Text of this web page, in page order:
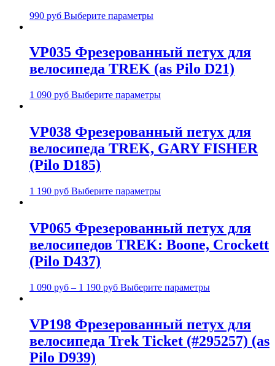
990 руб Выберите параметры
VP035 Фрезерованный петух для
велосипеда TREK (as Pilo D21)
1 090 руб Выберите параметры
VP038 Фрезерованный петух для
велосипеда TREK, GARY FISHER
(Pilo D185)
1 190 руб Выберите параметры
VP065 Фрезерованный петух для
велосипедов TREK: Boone, Crockett
(Pilo D437)
1 090 руб – 1 190 руб Выберите параметры
VP198 Фрезерованный петух для
велосипеда Trek Ticket (#295257) (as
Pilo D939)